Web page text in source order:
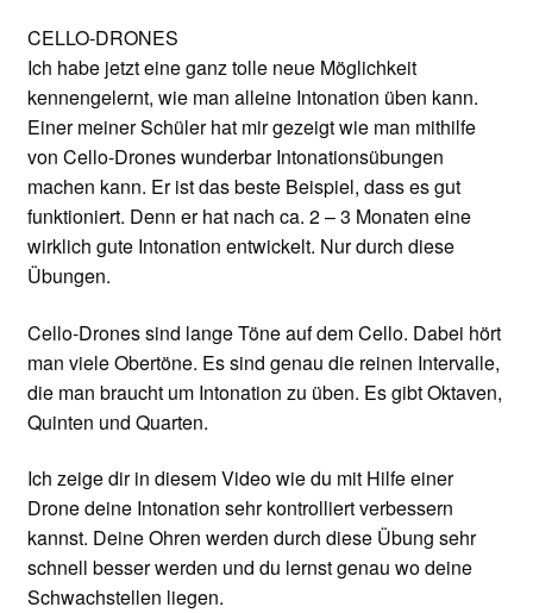
CELLO-DRONES
Ich habe jetzt eine ganz tolle neue Möglichkeit
kennengelernt, wie man alleine Intonation üben kann.
Einer meiner Schüler hat mir gezeigt wie man mithilfe
von Cello-Drones wunderbar Intonationsübungen
machen kann. Er ist das beste Beispiel, dass es gut
funktioniert. Denn er hat nach ca. 2 – 3 Monaten eine
wirklich gute Intonation entwickelt. Nur durch diese
Übungen.
Cello-Drones sind lange Töne auf dem Cello. Dabei hört
man viele Obertöne. Es sind genau die reinen Intervalle,
die man braucht um Intonation zu üben. Es gibt Oktaven,
Quinten und Quarten.
Ich zeige dir in diesem Video wie du mit Hilfe einer
Drone deine Intonation sehr kontrolliert verbessern
kannst. Deine Ohren werden durch diese Übung sehr
schnell besser werden und du lernst genau wo deine
Schwachstellen liegen.